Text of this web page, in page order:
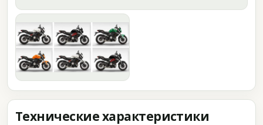
Технические характеристики